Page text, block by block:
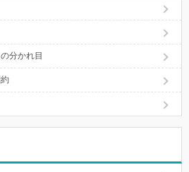
分かれ目